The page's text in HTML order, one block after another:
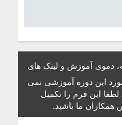
دموی آموزش و لینک های
این دوره آموزشی نمی
لطفا این فرم را تکمیل
ما باشید.